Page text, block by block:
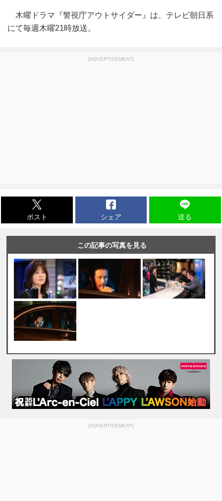
木曜ドラマ『警視庁アウトサイダー』は、テレビ朝日系
にて毎週木曜21時放送。
[ADVERTISEMENT]
ポスト シェア 送る
この記事の写真を見る
[ADVERTISEMENT]